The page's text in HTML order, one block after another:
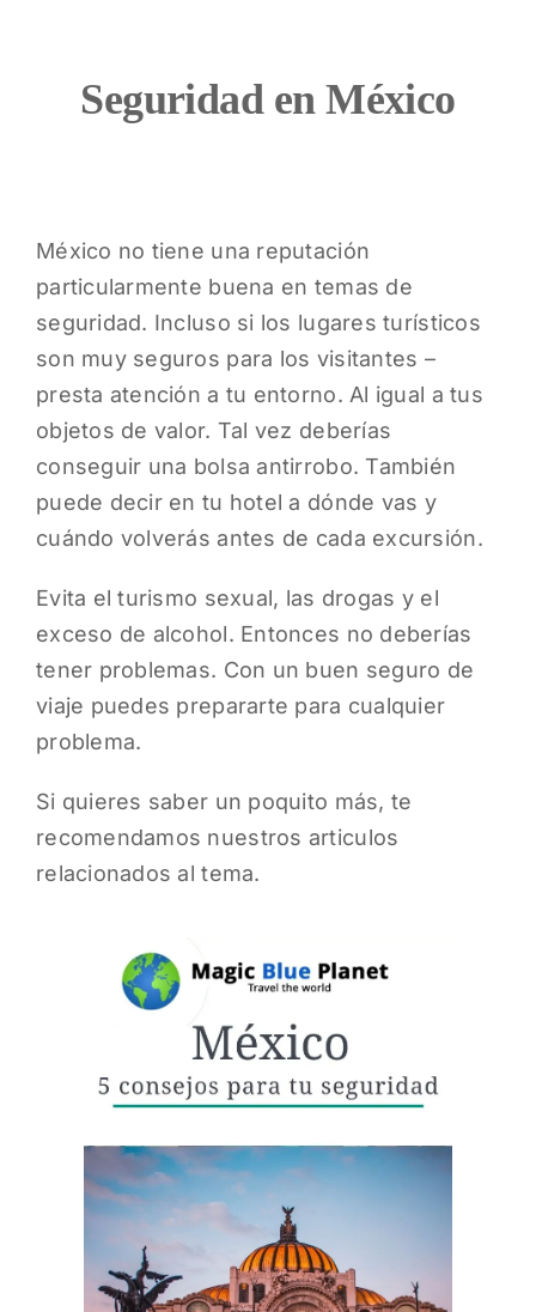
Seguridad en México
México no tiene una reputación
particularmente buena en temas de
seguridad. Incluso si los lugares turísticos
son muy seguros para los visitantes –
presta atención a tu entorno. Al igual a tus
objetos de valor. Tal vez deberías
conseguir una bolsa antirrobo. También
puede decir en tu hotel a dónde vas y
cuándo volverás antes de cada excursión.
Evita el turismo sexual, las drogas y el
exceso de alcohol. Entonces no deberías
tener problemas. Con un buen seguro de
viaje puedes prepararte para cualquier
problema.
Si quieres saber un poquito más, te
recomendamos nuestros articulos
relacionados al tema.